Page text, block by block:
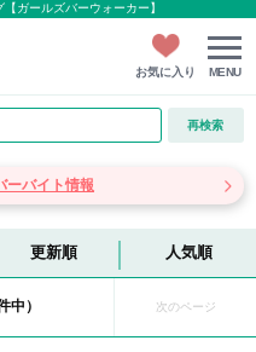
ガールズバーウォーカー】
お気に入り MENU
再検索
ーバイト情報
更新順 人気順
中） 次のページ